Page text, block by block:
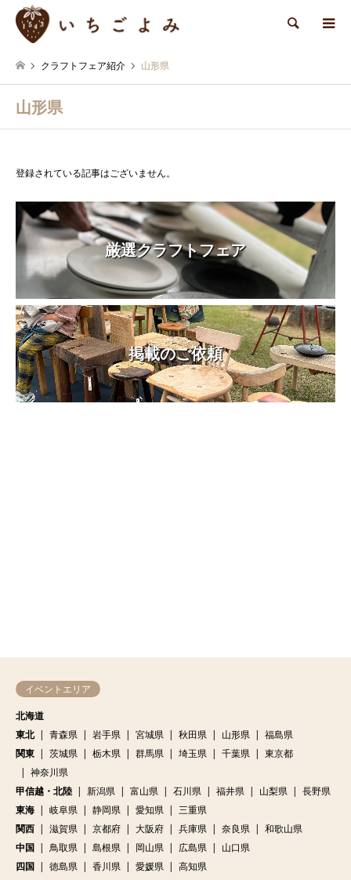
検索
クラフトフェア紹介 山形県
山形県
登録されている記事はございません。
厳選クラフトフェア
掲載のご依頼
イベントエリア
北海道
東北
青森県 岩手県 宮城県 秋田県 山形県
福島県
関東
茨城県 栃木県 群馬県 埼玉県 千葉県
東京都
神奈川県
甲信越・北陸
新潟県 富山県 石川県 福井県 山梨県
長野県
東海
岐阜県 静岡県 愛知県
三重県
関西
滋賀県 京都府 大阪府 兵庫県 奈良県
和歌山県
中国
鳥取県 島根県 岡山県 広島県
山口県
四国
徳島県 香川県 愛媛県
高知県